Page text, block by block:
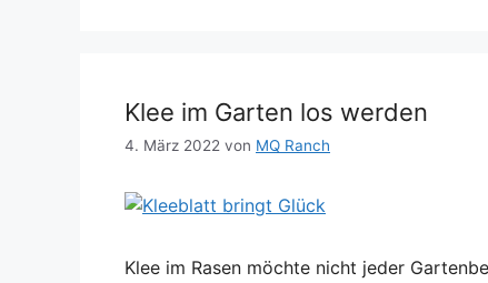
Klee im Garten los werden
4. März 2022 von MQ Ranch
Klee im Rasen möchte nicht jeder